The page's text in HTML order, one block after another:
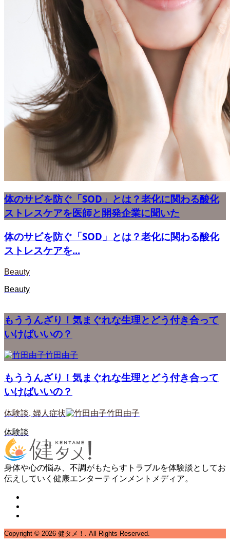
体のサビを防ぐ「SOD」とは？老化に関わる酸化
ストレスケアを医師と開発企業に聞いた
体のサビを防ぐ「SOD」とは？老化に関わる酸化
ストレスケアを...
Beauty
Beauty
もううんざり！気まぐれな生理とどう付き合って
いけばいいの？
竹田由子
もううんざり！気まぐれな生理とどう付き合って
いけばいいの？
体験談, 婦人症状 竹田由子
体験談
身体や心の悩み、不調がもたらすトラブルを体験談としてお
伝えしていく健康エンターテインメントメディア。
Copyright © 2026 健タメ！. All Rights Reserved.